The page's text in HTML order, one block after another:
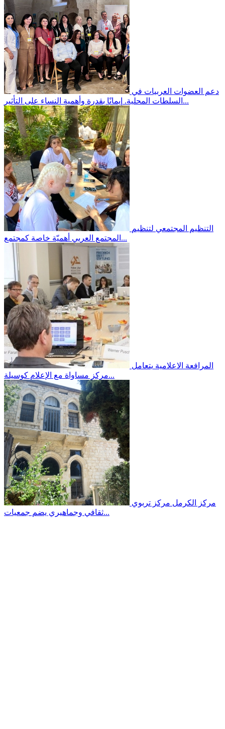
السلطات المحلية. إيمانًا بقدرة وأهمية النساء على التأثير...
التنظيم المجتمعي لتنظيم
المجتمع العربي أهميّة خاصة كمجتمع...
المرافعة الاعلامية يتعامل
مركز مساواة مع الإعلام كوسيلة...
مركز الكرمل مركز تربوي
ثقافي وجماهيري يضم جمعيات...